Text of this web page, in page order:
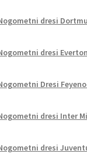
dresi
dresi Everton
Dresi
dresi Inter
dresi